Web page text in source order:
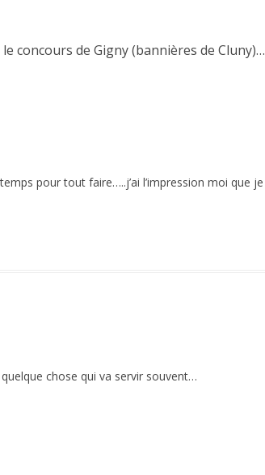
concours de Gigny (bannières de Cluny)…
pour tout faire…..j’ai l’impression moi que je
chose qui va servir souvent…